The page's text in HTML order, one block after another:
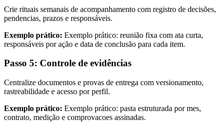
Crie rituais semanais de acompanhamento com registro de decisões,
pendencias, prazos e responsáveis.
Exemplo prático: Exemplo prático: reunião fixa com ata curta,
responsáveis por ação e data de conclusão para cada item.
Passo 5: Controle de evidências
Centralize documentos e provas de entrega com versionamento,
rastreabilidade e acesso por perfil.
Exemplo prático: Exemplo prático: pasta estruturada por mes,
contrato, medição e comprovacoes assinadas.